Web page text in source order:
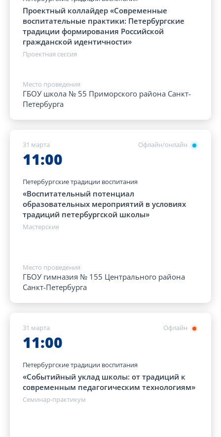
Проектный коллайдер «Современные
воспитательные практики: Петербургские
традиции формирования Российской
гражданской идентичности»
Проектная сессия
Место проведения
ГБОУ школа № 55 Приморского района Санкт-
Петербурга
Офлайн/онлайн
31 марта
11:00
Петербургские традиции воспитания
«Воспитательный потенциал
образовательных мероприятий в условиях
традиций петербургской школы»
Мастерские
Место проведения
ГБОУ гимназия № 155 Центрального района
Санкт-Петербурга
Офлайн
31 марта
11:00
Петербургские традиции воспитания
«Событийный уклад школы: от традиций к
современным педагогическим технологиям»
Семинар-практикум